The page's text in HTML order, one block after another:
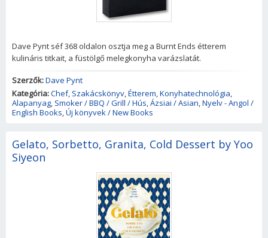
Dave Pynt séf 368 oldalon osztja meg a Burnt Ends étterem
kulináris titkait, a füstölgő melegkonyha varázslatát.
Szerzők:Dave Pynt
Kategória:Chef, Szakácskönyv,Étterem,Konyhatechnológia,
Alapanyag, Smoker / BBQ / Grill / Hús,Ázsiai / Asian,Nyelv - Angol /
English Books,Új könyvek / New Books
Gelato, Sorbetto, Granita, Cold Dessert by Yoo
Siyeon